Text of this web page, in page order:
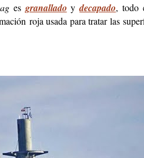
es granallado ydecapado, todo
roja usada para tratar las